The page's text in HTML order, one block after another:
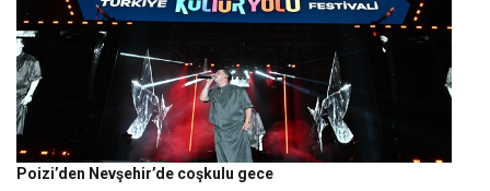
Poizi’den Nevşehir’de coşkulu gece